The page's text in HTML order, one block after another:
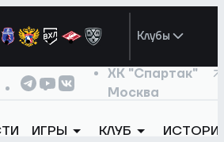
Клубы
ХК "Спартак"
Москва
ИГРЫ КЛУБ